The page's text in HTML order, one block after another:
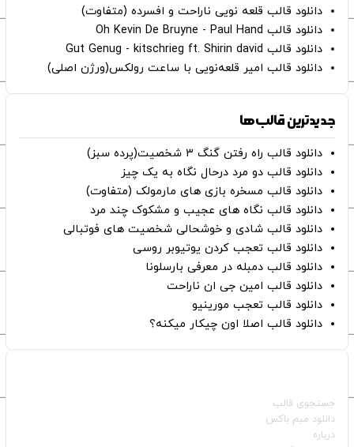
دانلود قالب قلعه نویی ناراحت و افسرده (متفاوت)
دانلود قالب Oh Kevin De Bruyne - Paul Hand
دانلود قالب Gut Genug - kitschrieg ft. Shirin david
دانلود قالب امیر قلعه‌نویی با ساعت رولکس(ورژن اصلی)
جدیدترین قالب‌ها
دانلود قالب راه رفتن گنگ ۳ شخصیت(پرده سبز)
دانلود قالب دو مرد درحال نگاه به یک چیز
دانلود قالب مسخره بازی های مارمولک (متفاوت)
دانلود قالب نگاه های عجیب و مشکوک چند مرد
دانلود قالب شادی و خوشحالی شخصیت های فوتبالی
دانلود قالب تعجب کردن یوتیوبر روسی
دانلود قالب دمبله در معرفی بارسلونا
دانلود قالب امین جی ان ناراحت
دانلود قالب تعجب مورینیو
دانلود قالب اصلا اون چیکار میکنه؟
جستجوی قالب
دانلود میم باکس
درباره